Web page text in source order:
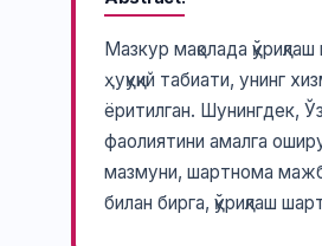
Мазкур мақолада
ҳуқуқий табиати, унинг
ёритилган. Шунингдек,
фаолиятини амалга
мазмуни, шартнома
билан бирга, қўриқлаш